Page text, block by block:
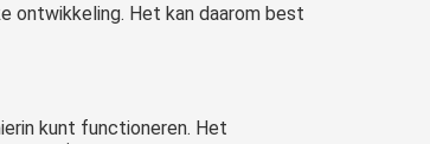
ontwikkeling. Het kan daarom best
kunt functioneren. Het